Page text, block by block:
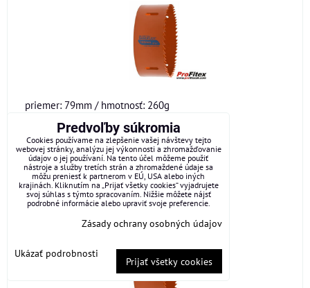
priemer: 79mm / hmotnosť: 260g
15,95 €
19,62 €s DPH
ks DO KOŠÍKA
3830-83-VIP
Predvoľby súkromia
Cookies používame na zlepšenie vašej návštevy tejto
webovej stránky, analýzu jej výkonnosti a zhromažďovanie
údajov o jej používaní. Na tento účel môžeme použiť
nástroje a služby tretích strán a zhromaždené údaje sa
môžu preniesť k partnerom v EÚ, USA alebo iných
krajinách. Kliknutím na „Prijať všetky cookies“ vyjadrujete
svoj súhlas s týmto spracovaním. Nižšie môžete nájsť
podrobné informácie alebo upraviť svoje preferencie.
Zásady ochrany osobných údajov
Ukázať podrobnosti
Prijať všetky cookies